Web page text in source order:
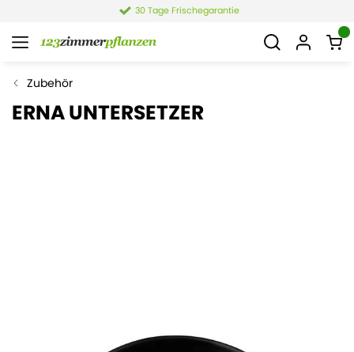
30 Tage Frischegarantie
Zubehör
ERNA UNTERSETZER